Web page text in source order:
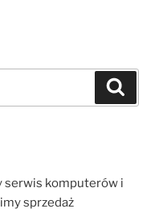
serwis komputerów i
sprzedaż